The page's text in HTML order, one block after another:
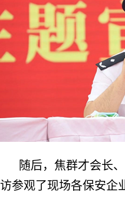
随后，焦群才会长
访参观了现场各保安企